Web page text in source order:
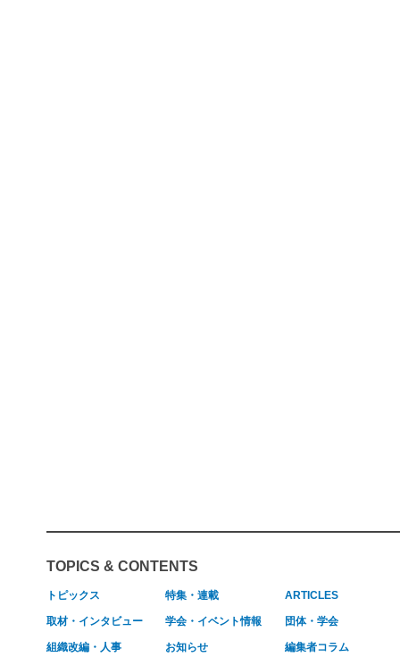
TOPICS & CONTENTS
トピックス 特集・連載 ARTICLES
取材・インタビュー 学会・イベント情報 団体・学会
組織改編・人事 お知らせ 編集者コラム